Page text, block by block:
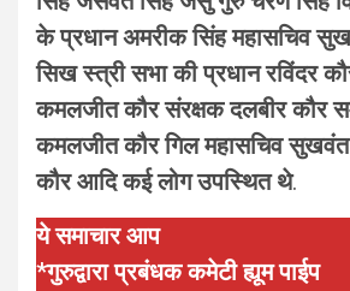
के प्रधान अमरीक सिंह महासचिव
सिख स्त्री सभा की प्रधान रविंदर
कमलजीत कौर संरक्षक दलबीर कौर
कमलजीत कौर गिल महासचिव
कौर आदि कई लोग उपस्थित थे.
ये समाचार आप
*गुरुद्वारा प्रबंधक कमेटी ह्यूम पाईप